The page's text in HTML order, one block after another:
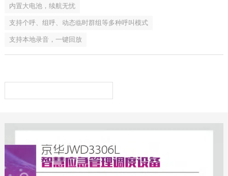
内置大电池，续航无忧
支持个呼、组呼、动态临时群组等多种呼叫模式
支持本地录音，一键回放